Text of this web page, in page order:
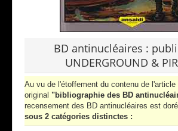
BD antinucléaires :
UNDERGROUND &
Au vu de l'étoffement du contenu de l'article
original "bibliographie des BD
recensement des BD antinucléaires est
sous 2 catégories distinctes :